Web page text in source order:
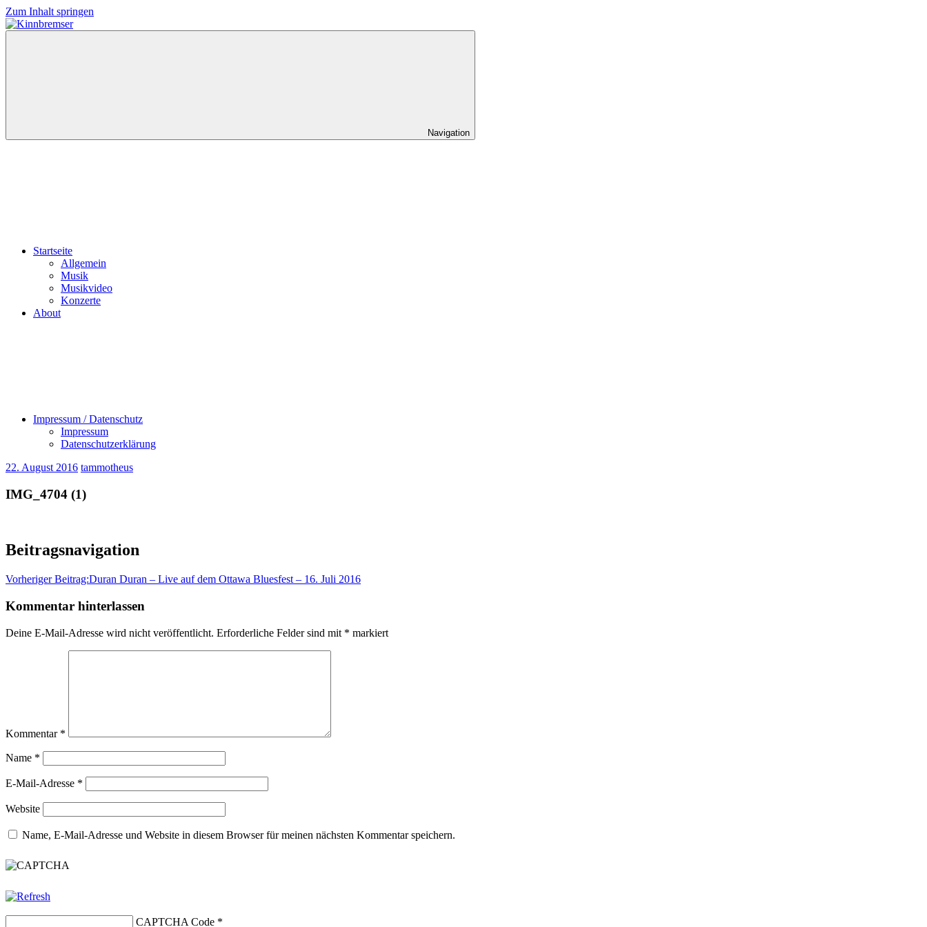
Zum Inhalt springen
Navigation
Startseite
Allgemein
Musik
Musikvideo
Konzerte
About
Impressum / Datenschutz
Impressum
Datenschutzerklärung
22. August 2016 tammotheus
IMG_4704 (1)
Beitragsnavigation
Vorheriger Beitrag:Duran Duran – Live auf dem Ottawa Bluesfest – 16. Juli 2016
Kommentar hinterlassen
Deine E-Mail-Adresse wird nicht veröffentlicht. Erforderliche Felder sind mit * markiert
Kommentar *
Name *
E-Mail-Adresse *
Website
Name, E-Mail-Adresse und Website in diesem Browser für meinen nächsten Kommentar speichern.
CAPTCHA Code *